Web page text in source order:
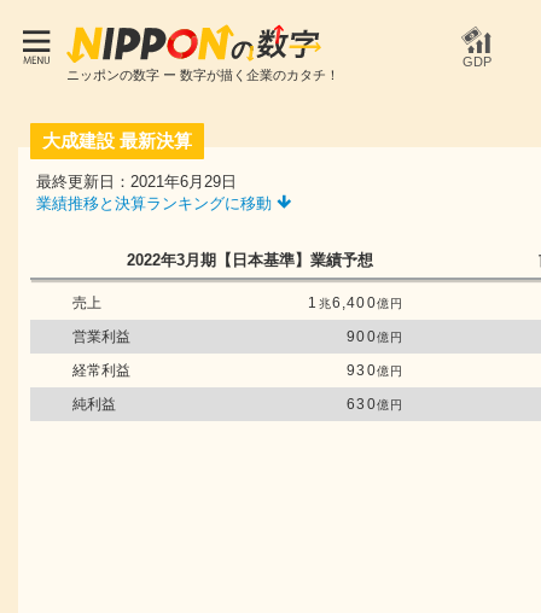
ニッポンの数字 ー 数字が描く企業のカタチ！
GDP
大成建設 最新決算
最終更新日：2021年6月29日
業績推移と決算ランキングに移動
2022年3月期 【日本基準】 業績予想
売上 1 兆6,400億円
営業利益 900億円
経常利益 930億円
純利益 630億円